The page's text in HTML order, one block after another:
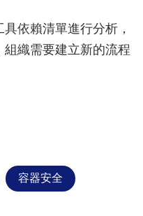
依賴清單進行分析，
織需要建立新的流程
容器安全